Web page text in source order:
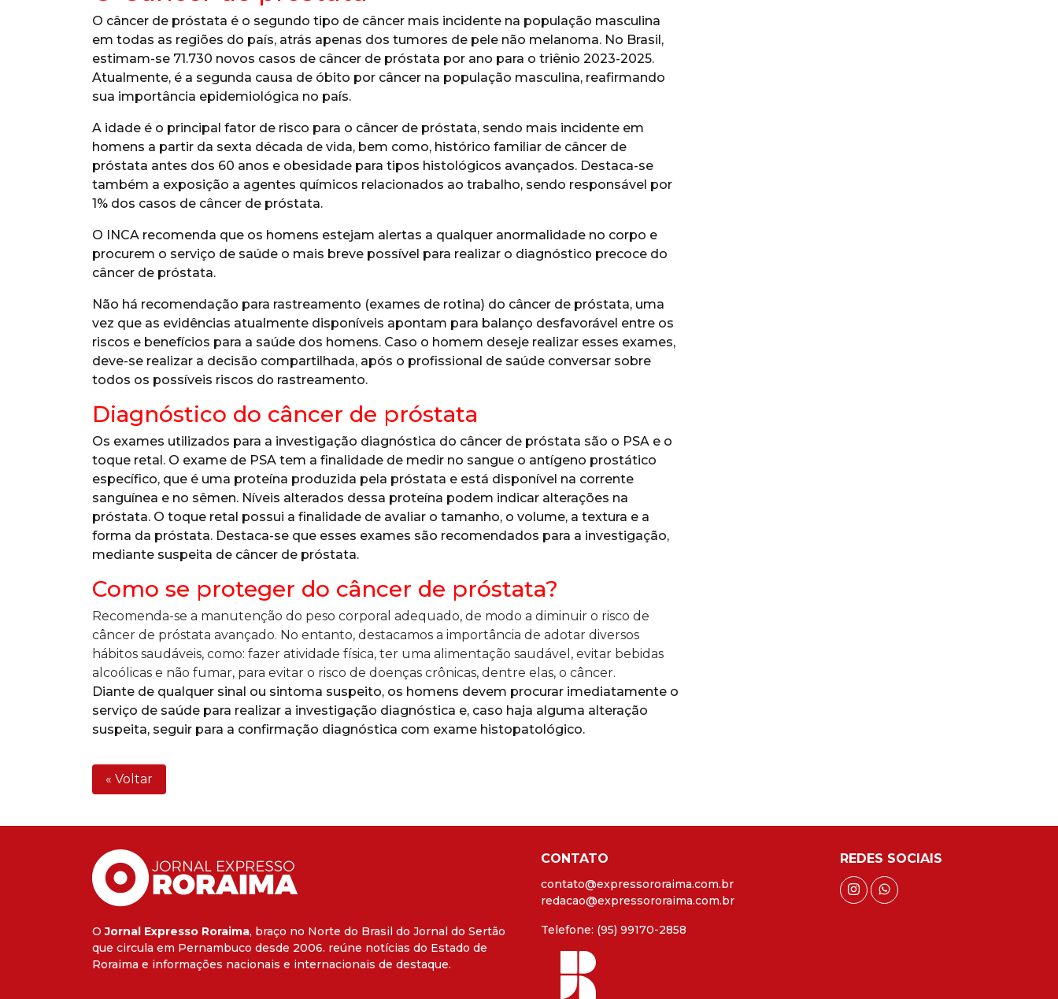
O câncer de próstata é o segundo tipo de câncer mais incidente na população masculina
em todas as regiões do país, atrás apenas dos tumores de pele não melanoma. No Brasil,
estimam-se 71.730 novos casos de câncer de próstata por ano para o triênio 2023-2025.
Atualmente, é a segunda causa de óbito por câncer na população masculina, reafirmando
sua importância epidemiológica no país.
A idade é o principal fator de risco para o câncer de próstata, sendo mais incidente em
homens a partir da sexta década de vida, bem como, histórico familiar de câncer de
próstata antes dos 60 anos e obesidade para tipos histológicos avançados. Destaca-se
também a exposição a agentes químicos relacionados ao trabalho, sendo responsável por
1% dos casos de câncer de próstata.
O INCA recomenda que os homens estejam alertas a qualquer anormalidade no corpo e
procurem o serviço de saúde o mais breve possível para realizar o diagnóstico precoce do
câncer de próstata.
Não há recomendação para rastreamento (exames de rotina) do câncer de próstata, uma
vez que as evidências atualmente disponíveis apontam para balanço desfavorável entre os
riscos e benefícios para a saúde dos homens. Caso o homem deseje realizar esses exames,
deve-se realizar a decisão compartilhada, após o profissional de saúde conversar sobre
todos os possíveis riscos do rastreamento.
Diagnóstico do câncer de próstata
Os exames utilizados para a investigação diagnóstica do câncer de próstata são o PSA e o
toque retal. O exame de PSA tem a finalidade de medir no sangue o antígeno prostático
específico, que é uma proteína produzida pela próstata e está disponível na corrente
sanguínea e no sêmen. Níveis alterados dessa proteína podem indicar alterações na
próstata. O toque retal possui a finalidade de avaliar o tamanho, o volume, a textura e a
forma da próstata. Destaca-se que esses exames são recomendados para a investigação,
mediante suspeita de câncer de próstata.
Como se proteger do câncer de próstata?
Recomenda-se a manutenção do peso corporal adequado, de modo a diminuir o risco de
câncer de próstata avançado. No entanto, destacamos a importância de adotar diversos
hábitos saudáveis, como: fazer atividade física, ter uma alimentação saudável, evitar bebidas
alcoólicas e não fumar, para evitar o risco de doenças crônicas, dentre elas, o câncer.
Diante de qualquer sinal ou sintoma suspeito, os homens devem procurar imediatamente o
serviço de saúde para realizar a investigação diagnóstica e, caso haja alguma alteração
suspeita, seguir para a confirmação diagnóstica com exame histopatológico.
« Voltar
OJornal Expresso Roraima, braço no Norte do Brasil do Jornal do Sertão
que circula em Pernambuco desde 2006. reúne notícias do Estado de
Roraima e informações nacionais e internacionais de destaque.
CONTATO
contato@expressororaima.com.br
redacao@expressororaima.com.br
Telefone: (95) 99170-2858
REDES SOCIAIS